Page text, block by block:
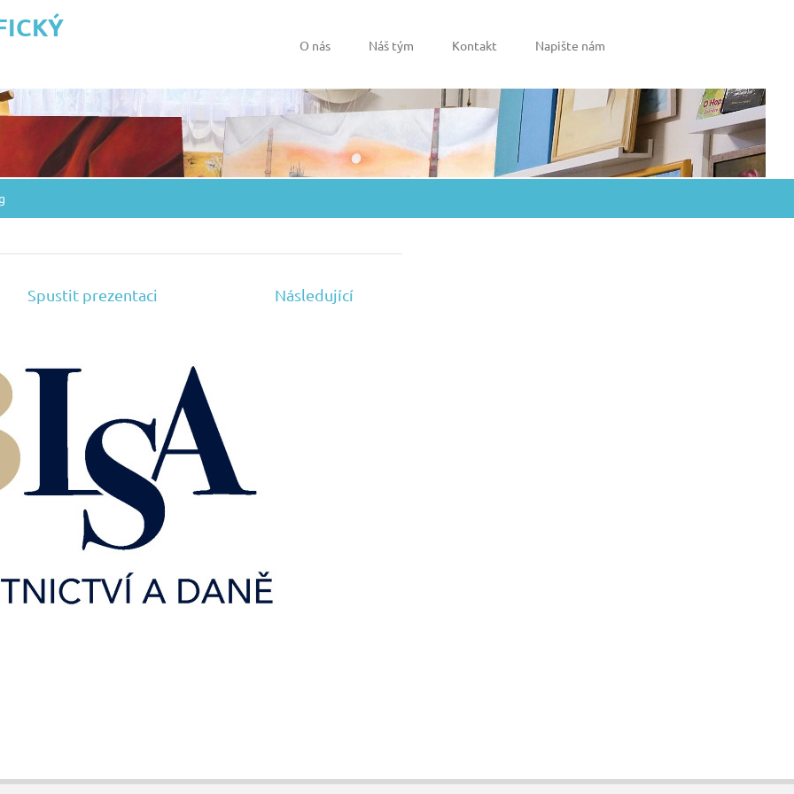
O nás Náš tým Kontakt Napište nám
Spustit prezentaci Následující